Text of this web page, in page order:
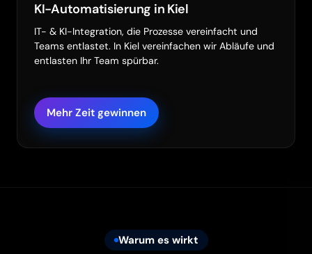
KI-Automatisierung in Kiel
IT- & KI-Integration, die Prozesse vereinfacht und
Teams entlastet. In Kiel vereinfachen wir Abläufe und
entlasten Ihr Team spürbar.
Mehr Zeit gewinnen
Warum es wirkt